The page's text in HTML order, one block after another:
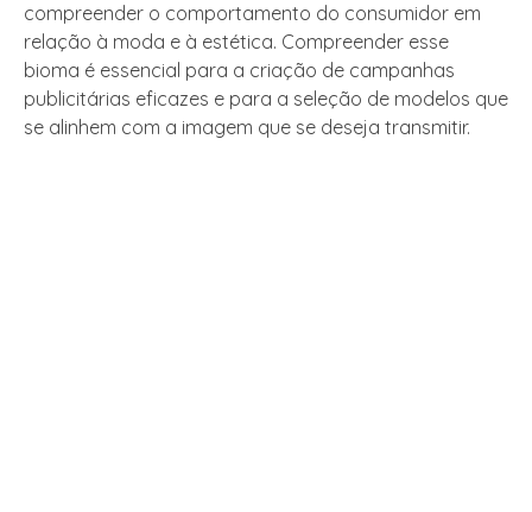
compreender o comportamento do consumidor em
relação à moda e à estética. Compreender esse
bioma é essencial para a criação de campanhas
publicitárias eficazes e para a seleção de modelos que
se alinhem com a imagem que se deseja transmitir.